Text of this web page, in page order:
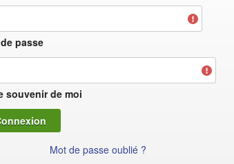
passe
souvenir de moi
Mot de passe oublié ?